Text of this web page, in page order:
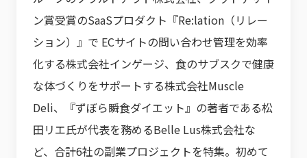
ン賞受賞のSaaSプロダクト『Re:lation（リレー
ション）』で ECサイトの問い合わせ管理を効率
化する株式会社インゲージ、食のサブスクで健康
な体づくりをサポートする株式会社Muscle
Deli、『ずぼら瞬食ダイエット』の著者である松
田リエ氏が代表を務めるBelle Lus株式会社な
ど、合計6社の副業プロジェクトを特集。初めて